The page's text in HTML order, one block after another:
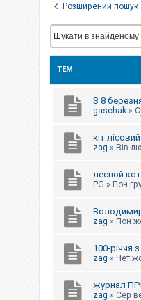
Розширений пошук
ТЕМ
З 8
gaschak »
кіт
zag » Вів
лесной
PG » Пон
Володимир
zag » Пон
100-річчя
zag » Чет
журнал
zag » Сер